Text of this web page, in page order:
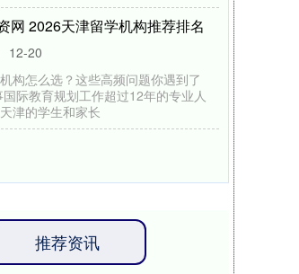
网 2026天津留学机构推荐排名
12-20
构怎么选？这些高频问题你遇到了
际教育规划工作超过12年的专业人
津的学生和家长
推荐资讯